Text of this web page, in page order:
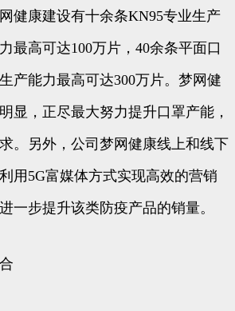
健康建设有十余条KN95专业生产
最高可达100万片，40余条平面口
产能力最高可达300万片。梦网健
显，正尽最大努力提升口罩产能，
。另外，公司梦网健康线上和线下
用5G富媒体方式实现高效的营销
一步提升该类防疫产品的销量。